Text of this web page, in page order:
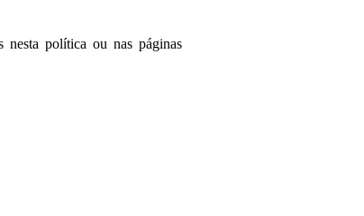
nesta política ou nas páginas